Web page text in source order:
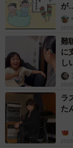
が
難
に
し
ラ
た